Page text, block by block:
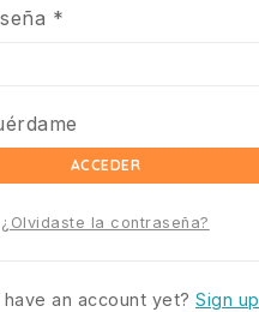
*
ACCEDER
¿Olvidaste la contraseña?
an account yet? Sign up